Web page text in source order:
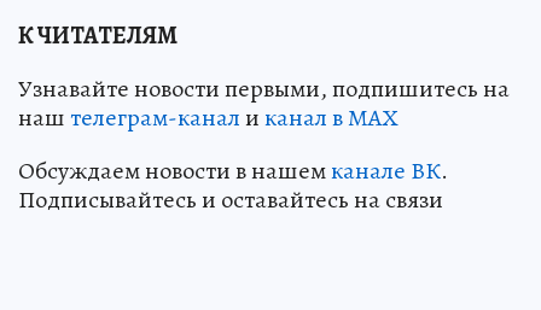
К ЧИТАТЕЛЯМ
Узнавайте новости первыми, подпишитесь на
наштелеграм-каналиканал в МАХ
Обсуждаем новости в нашемканале ВК.
Подписывайтесь и оставайтесь на связи